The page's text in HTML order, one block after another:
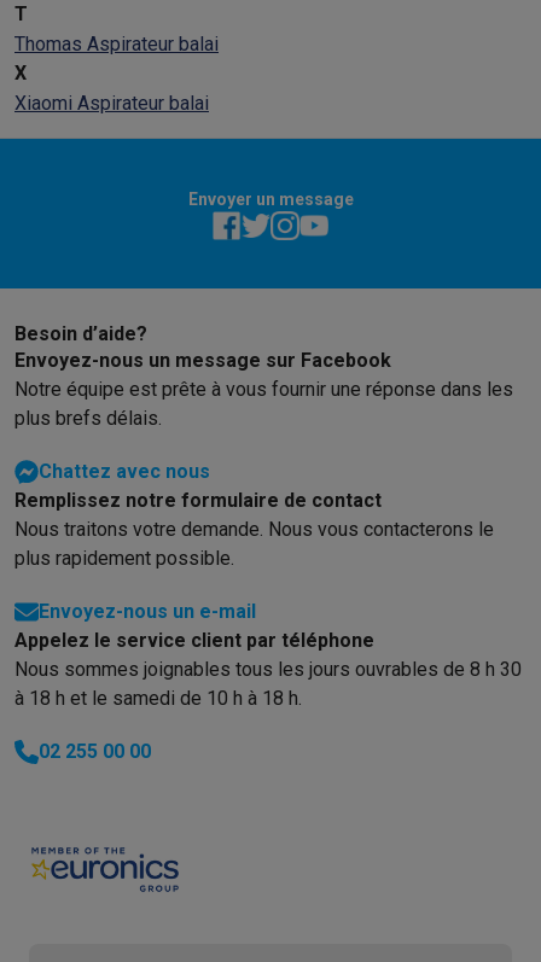
T
Thomas Aspirateur balai
X
Xiaomi Aspirateur balai
Envoyer un message
Besoin d’aide?
Envoyez-nous un message sur Facebook
Notre équipe est prête à vous fournir une réponse dans les
plus brefs délais.
Chattez avec nous
Remplissez notre formulaire de contact
Nous traitons votre demande. Nous vous contacterons le
plus rapidement possible.
Envoyez-nous un e-mail
Appelez le service client par téléphone
Nous sommes joignables tous les jours ouvrables de 8 h 30
à 18 h et le samedi de 10 h à 18 h.
02 255 00 00